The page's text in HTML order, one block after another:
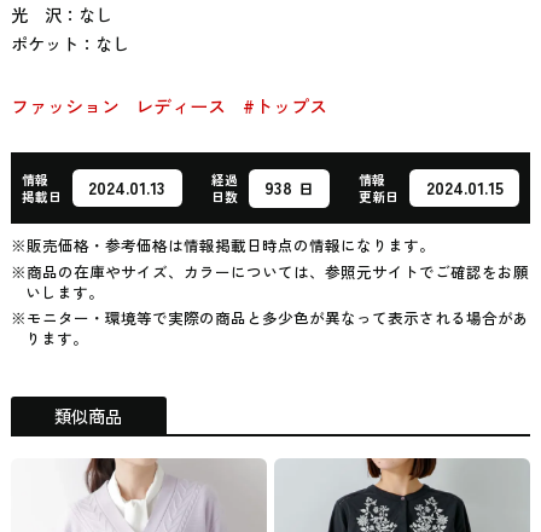
光 沢：なし
ポケット：なし
ファッション レディース #トップス
情報
掲載日
2024.01.13
経過
日数
938 日
情報
更新日
2024.01.15
※販売価格・参考価格は情報掲載日時点の情報になります。
※商品の在庫やサイズ、カラーについては、参照元サイトでご確認をお願
いします。
※モニター・環境等で実際の商品と多少色が異なって表示される場合があ
ります。
類似商品